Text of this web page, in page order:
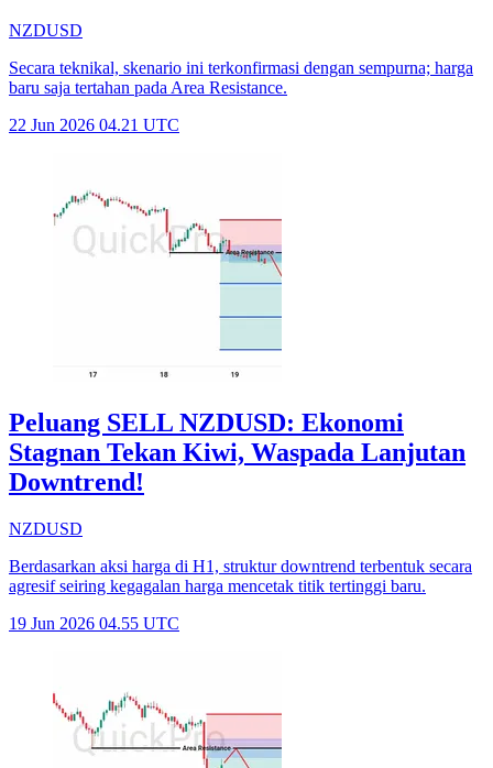
NZDUSD
Secara teknikal, skenario ini terkonfirmasi dengan sempurna; harga
baru saja tertahan pada Area Resistance.
22 Jun 2026 04.21 UTC
Peluang SELL NZDUSD: Ekonomi
Stagnan Tekan Kiwi, Waspada Lanjutan
Downtrend!
NZDUSD
Berdasarkan aksi harga di H1, struktur downtrend terbentuk secara
agresif seiring kegagalan harga mencetak titik tertinggi baru.
19 Jun 2026 04.55 UTC